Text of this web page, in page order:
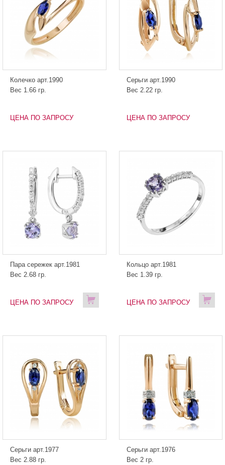
Колечко арт.1990
Вес 1.66 гр.
ЦЕНА ПО ЗАПРОСУ
Серьги арт.1990
Вес 2.22 гр.
ЦЕНА ПО ЗАПРОСУ
Пара сережек арт.1981
Вес 2.68 гр.
ЦЕНА ПО ЗАПРОСУ
Кольцо арт.1981
Вес 1.39 гр.
ЦЕНА ПО ЗАПРОСУ
Серьги арт.1977
Вес 2.88 гр.
Серьги арт.1976
Вес 2 гр.